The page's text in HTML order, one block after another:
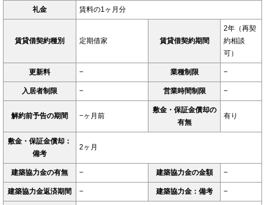
礼金 賃料の1ヶ月分
賃貸借契約種別 定期借家 賃貸借契約期間
2年（再契
約相談
可）
更新料 − 業種制限 −
入居者制限 − 営業時間制限 −
解約前予告の期間 −ヶ月前
敷金・保証金償却の
有無
有り
敷金・保証金償却：
備考
2ヶ月
建築協力金の有無 − 建築協力金の金額 −
建築協力金返済期間 − 建築協力金：備考 −